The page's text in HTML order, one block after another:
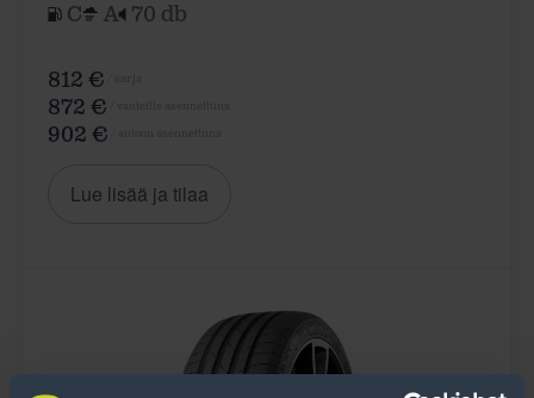
C
A 70 db
812 €
872 €
902 €
Lue lisää ja tilaa